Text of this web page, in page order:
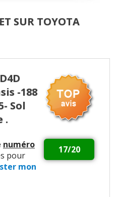
: 2n'aiment pas
13n'aiment pas
16n'aiment pas
pas
10 n'aiment pas
SUR TOYOTA
-188
Sol
.
17/20
numéro
pour
mon